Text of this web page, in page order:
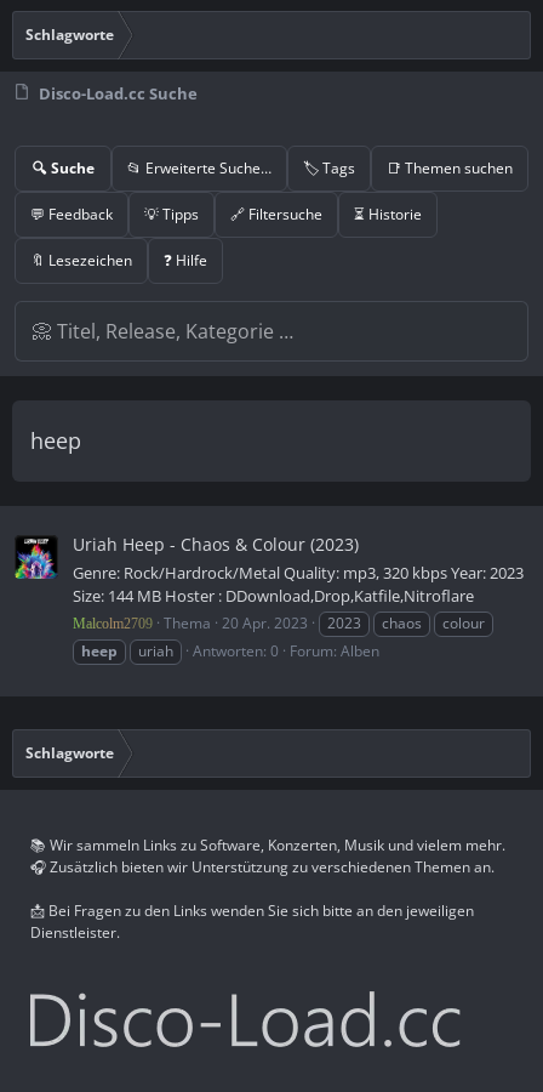
Schlagworte
Disco-Load.cc Suche
🔍 Suche 📂 Erweiterte Suche… 🏷️ Tags 📑 Themen suchen
💬 Feedback 💡 Tipps 🔗 Filtersuche ⏳ Historie
🔖 Lesezeichen ❓ Hilfe
heep
Uriah Heep - Chaos & Colour (2023)
Genre: Rock/Hardrock/Metal Quality: mp3, 320 kbps Year: 2023
Size: 144 MB Hoster : DDownload,Drop,Katfile,Nitroflare
Malcolm2709 Thema 20 Apr. 2023 2023 chaos
colour
heep
uriah Antworten: 0 Forum: Alben
Schlagworte
📚 Wir sammeln Links zu Software, Konzerten, Musik und vielem mehr.
🎧 Zusätzlich bieten wir Unterstützung zu verschiedenen Themen an.
📩 Bei Fragen zu den Links wenden Sie sich bitte an den jeweiligen
Dienstleister.